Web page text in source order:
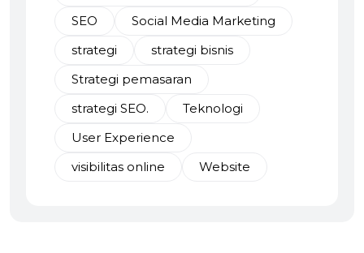
SEO
Social Media Marketing
strategi
strategi bisnis
Strategi pemasaran
strategi SEO.
Teknologi
User Experience
visibilitas online
Website